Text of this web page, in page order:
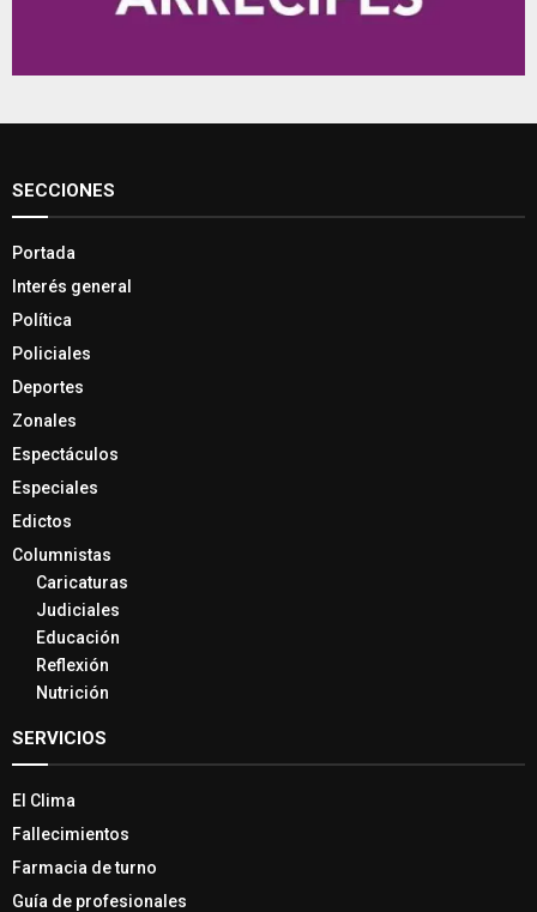
SECCIONES
Portada
Interés general
Política
Policiales
Deportes
Zonales
Espectáculos
Especiales
Edictos
Columnistas
Caricaturas
Judiciales
Educación
Reflexión
Nutrición
SERVICIOS
El Clima
Fallecimientos
Farmacia de turno
Guía de profesionales